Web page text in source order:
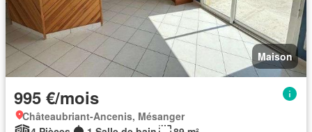
Maison
995 €/mois
Châteaubriant-Ancenis, Mésanger